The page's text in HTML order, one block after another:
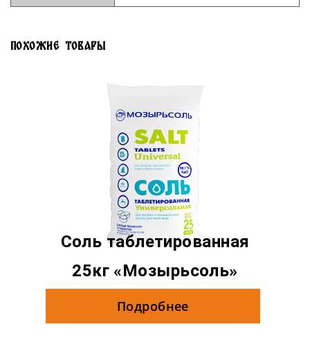
Похожие товары
Соль таблетированная
25кг «Мозырьсоль»
Подробнее